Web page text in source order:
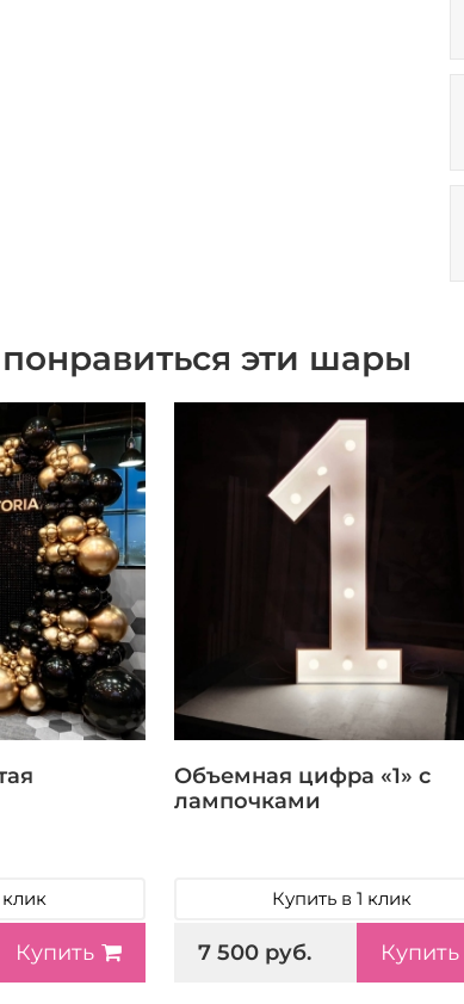
эти шары
клик
Купить
Объемная цифра «1» с
лампочками
Купить в 1 клик
7 500 руб. Купить